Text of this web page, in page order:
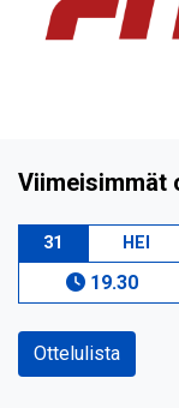
Viimeisimmät
31 HEI
19.30
Ottelulista